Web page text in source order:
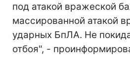
под атакой вражеской
массированной атакой
ударных БпЛА. Не
отбоя", -